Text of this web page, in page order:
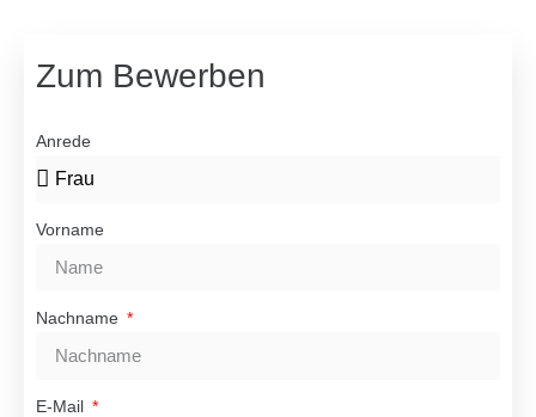
Zum Bewerben
Anrede
Vorname
Nachname
E-Mail